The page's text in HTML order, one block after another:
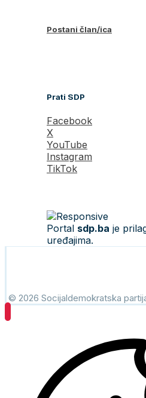
Postani član/ica
Prati SDP
Facebook
X
YouTube
Instagram
TikTok
Portal sdp.ba je
uređajima.
© 2026 Socijaldemokratska